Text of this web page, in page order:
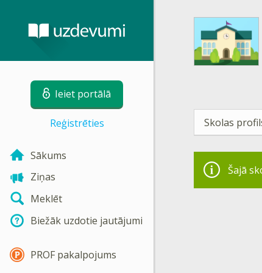
Ieiet portālā
Reģistrēties
Sākums
Ziņas
Meklēt
Biežāk uzdotie jautājumi
PROF pakalpojums
Skolas
Šajā